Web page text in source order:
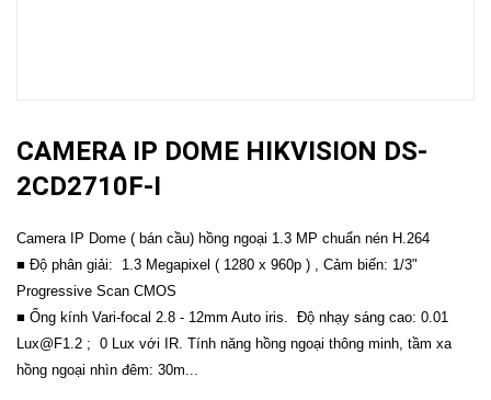
CAMERA IP DOME HIKVISION DS-
2CD2710F-I
Camera IP Dome ( bán cầu) hồng ngoại 1.3 MP chuẩn nén H.264
■ Độ phân giải: 1.3 Megapixel ( 1280 x 960p ) , Cảm biến: 1/3"
Progressive Scan CMOS
■ Ống kính Vari-focal 2.8 - 12mm Auto iris. Độ nhạy sáng cao: 0.01
Lux@F1.2 ; 0 Lux với IR. Tính năng hồng ngoại thông minh, tầm xa
hồng ngoại nhìn đêm: 30m...